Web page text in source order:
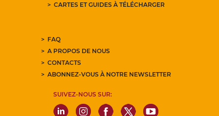
CARTES ET GUIDES À TÉLÉCHARGER
FAQ
A PROPOS DE NOUS
CONTACTS
ABONNEZ-VOUS À NOTRE NEWSLETTER
SUIVEZ-NOUS SUR: